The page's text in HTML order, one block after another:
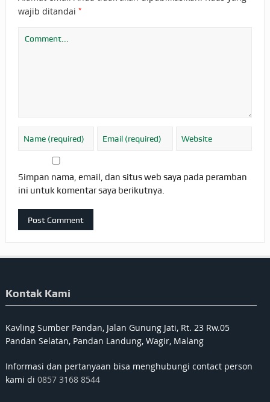
wajib ditandai *
Simpan nama, email, dan situs web saya pada peramban
ini untuk komentar saya berikutnya.
Kontak Kami
Kavling Sumber Pandan, Jalan Gunung Jati, Rt. 23 Rw.05
Pandan Selatan, Pandan Landung, Wagir, Malang
Informasi dan pertanyaan bisa menghubungi contact person
kami di 0857 3168 8544